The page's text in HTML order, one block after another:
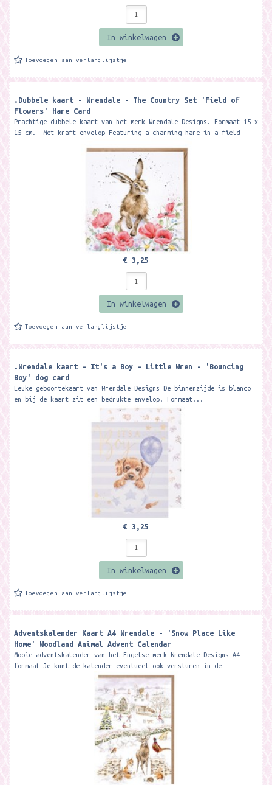
In winkelwagen
Toevoegen aan verlanglijstje
.Dubbele kaart - Wrendale - The Country Set 'Field of
Flowers' Hare Card
Prachtige dubbele kaart van het merk Wrendale Designs. Formaat 15 x
15 cm. Met kraft envelop Featuring a charming hare in a field
€ 3,25
In winkelwagen
Toevoegen aan verlanglijstje
.Wrendale kaart - It's a Boy - Little Wren - 'Bouncing
Boy' dog card
Leuke geboortekaart van Wrendale Designs De binnenzijde is blanco
en bij de kaart zit een bedrukte envelop. Formaat...
€ 3,25
In winkelwagen
Toevoegen aan verlanglijstje
Adventskalender Kaart A4 Wrendale - 'Snow Place Like
Home' Woodland Animal Advent Calendar ​
Mooie adventskalender van het Engelse merk Wrendale Designs A4
formaat Je kunt de kalender eventueel ook versturen in de
bijgeleverder kraft bruine...